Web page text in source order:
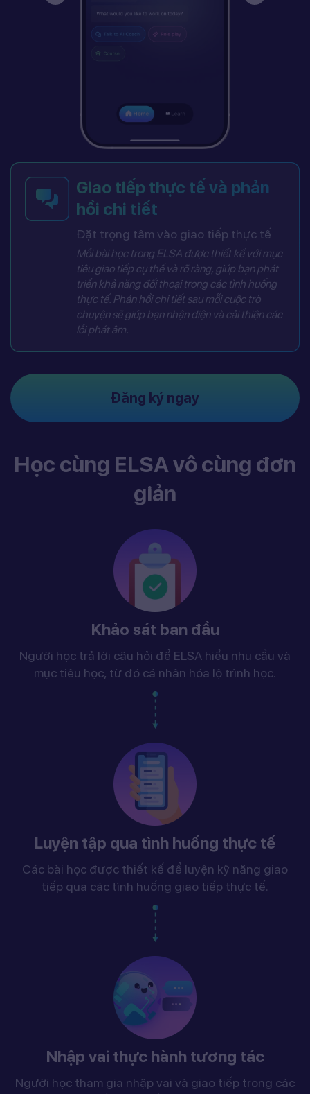
Giao tiếp thực tế và phản
hồi chi tiết
Đặt trọng tâm vào giao tiếp thực tế
Mỗi bài học trong ELSA được thiết kế với mục
tiêu giao tiếp cụ thể và rõ ràng, giúp bạn phát
triển khả năng đối thoại trong các tình huống
thực tế. Phản hồi chi tiết sau mỗi cuộc trò
chuyện sẽ giúp bạn nhận diện và cải thiện các
lỗi phát âm.
Đăng ký ngay
Học cùng ELSA vô cùng đơn
giản
Khảo sát ban đầu
Người học trả lời câu hỏi để ELSA hiểu nhu cầu và
mục tiêu học, từ đó cá nhân hóa lộ trình học.
Luyện tập qua tình huống thực tế
Các bài học được thiết kế để luyện kỹ năng giao
tiếp qua các tình huống giao tiếp thực tế.
Nhập vai thực hành tương tác
Người học tham gia nhập vai và giao tiếp trong các